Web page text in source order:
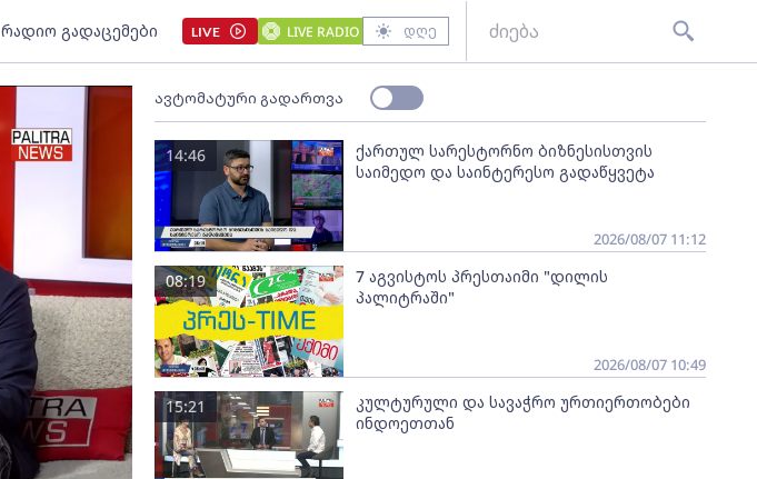
რადიო გადაცემები LIVE LIVE RADIO დღე
ავტომატური გადართვა
ქართულ სარესტორნო ბიზნესისთვის
საიმედო და საინტერესო გადაწყვეტა
14:46
2026/08/07 11:12
7 აგვისტოს პრესთაიმი "დილის
პალიტრაში"
08:19
2026/08/07 10:49
კულტურული და სავაჭრო ურთიერთობები
ინდოეთთან
15:21